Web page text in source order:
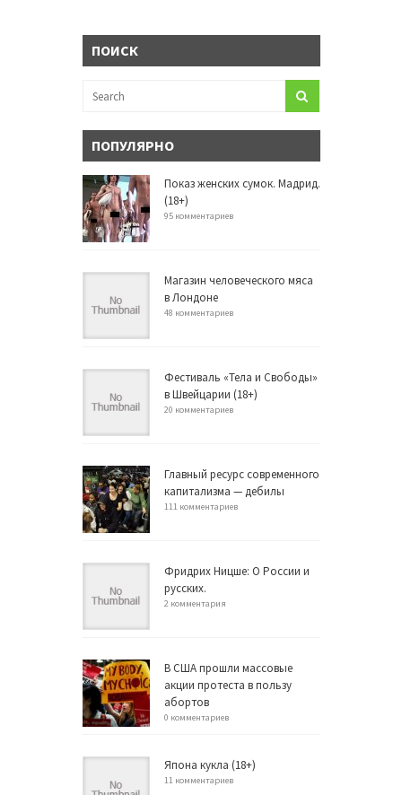
ПОИСК
ПОПУЛЯРНО
Показ женских сумок. Мадрид.
(18+)
95 комментариев
Магазин человеческого мяса
в Лондоне
48 комментариев
Фестиваль «Тела и Свободы»
в Швейцарии (18+)
20 комментариев
Главный ресурс современного
капитализма — дебилы
111 комментариев
Фридрих Ницше: О России и
русских.
2 комментария
В США прошли массовые
акции протеста в пользу
абортов
0 комментариев
Япона кукла (18+)
11 комментариев